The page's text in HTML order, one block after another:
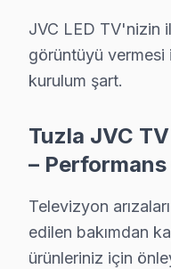
Fiyatlar neye göre
Ödeme kolaylığı:
Garanti dahil:
JVC Servisi
Tuzla JVC TV Servis
Tuzla JVC
JVC işçilik
JVC LED TV'nizin
görüntüyü
kurulum şart.
Tuzla JVC
–
Televizyon
edilen bakımdan
ürünleriniz için